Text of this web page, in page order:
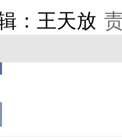
：王天放